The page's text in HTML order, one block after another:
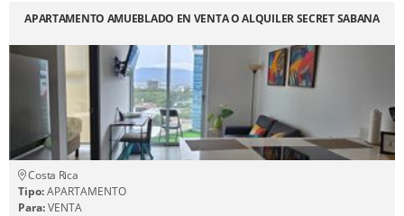
APARTAMENTO AMUEBLADO EN VENTA O ALQUILER SECRET SABANA
Costa Rica
Tipo:APARTAMENTO
Para:VENTA